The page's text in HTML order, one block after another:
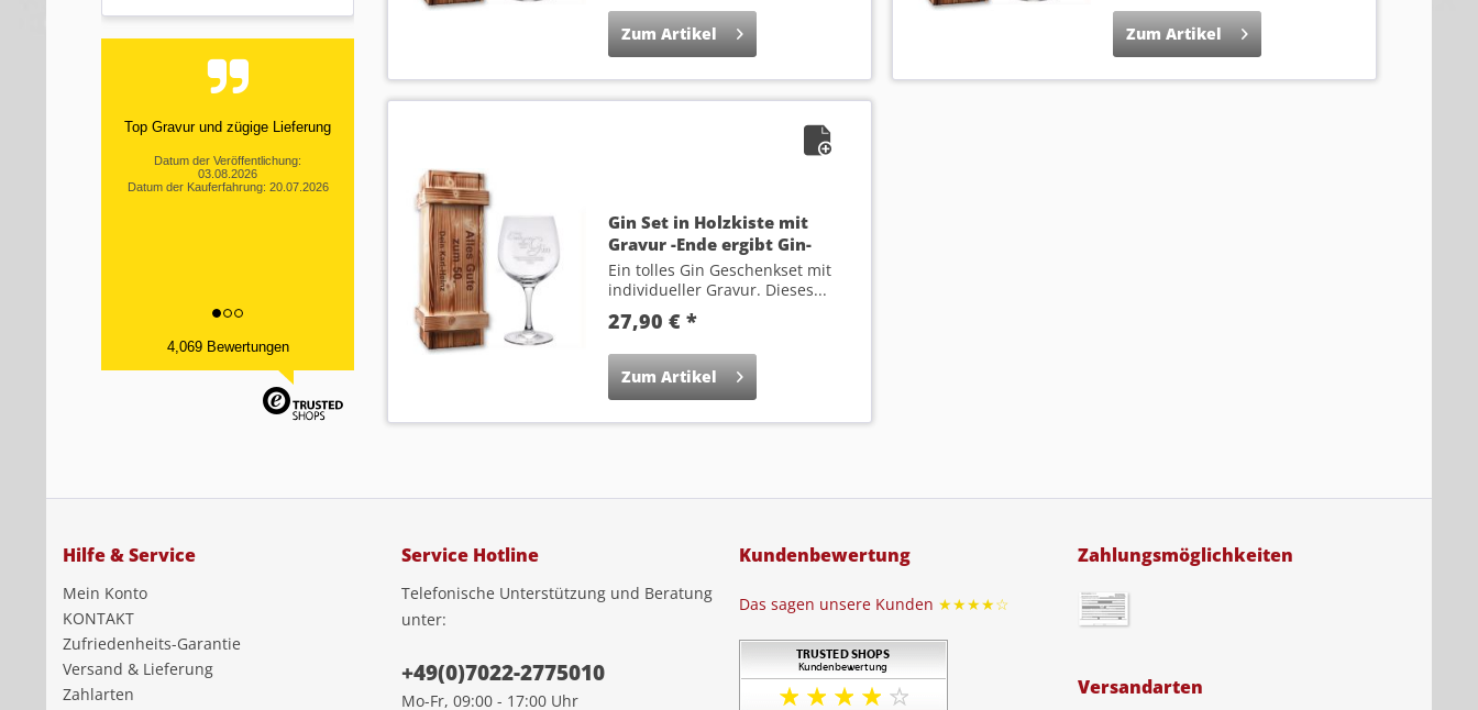
Top Gravur und zügige Lieferung
Datum der Veröffentlichung:
03.08.2026
Datum der Kauferfahrung: 20.07.2026
4,069 Bewertungen
Zum Artikel Zum Artikel
Gin Set in Holzkiste mit
Gravur -Ende ergibt Gin-
Ein tolles Gin Geschenkset mit
individueller Gravur. Dieses...
27,90 € *
Zum Artikel
Hilfe & Service
Mein Konto
KONTAKT
Zufriedenheits-Garantie
Versand & Lieferung
Zahlarten
Service Hotline
Telefonische Unterstützung und Beratung
unter:
+49(0)7022-2775010
Mo-Fr, 09:00 - 17:00 Uhr
Kundenbewertung
Das sagen unsere Kunden ★★★★☆
Zahlungsmöglichkeiten
Versandarten